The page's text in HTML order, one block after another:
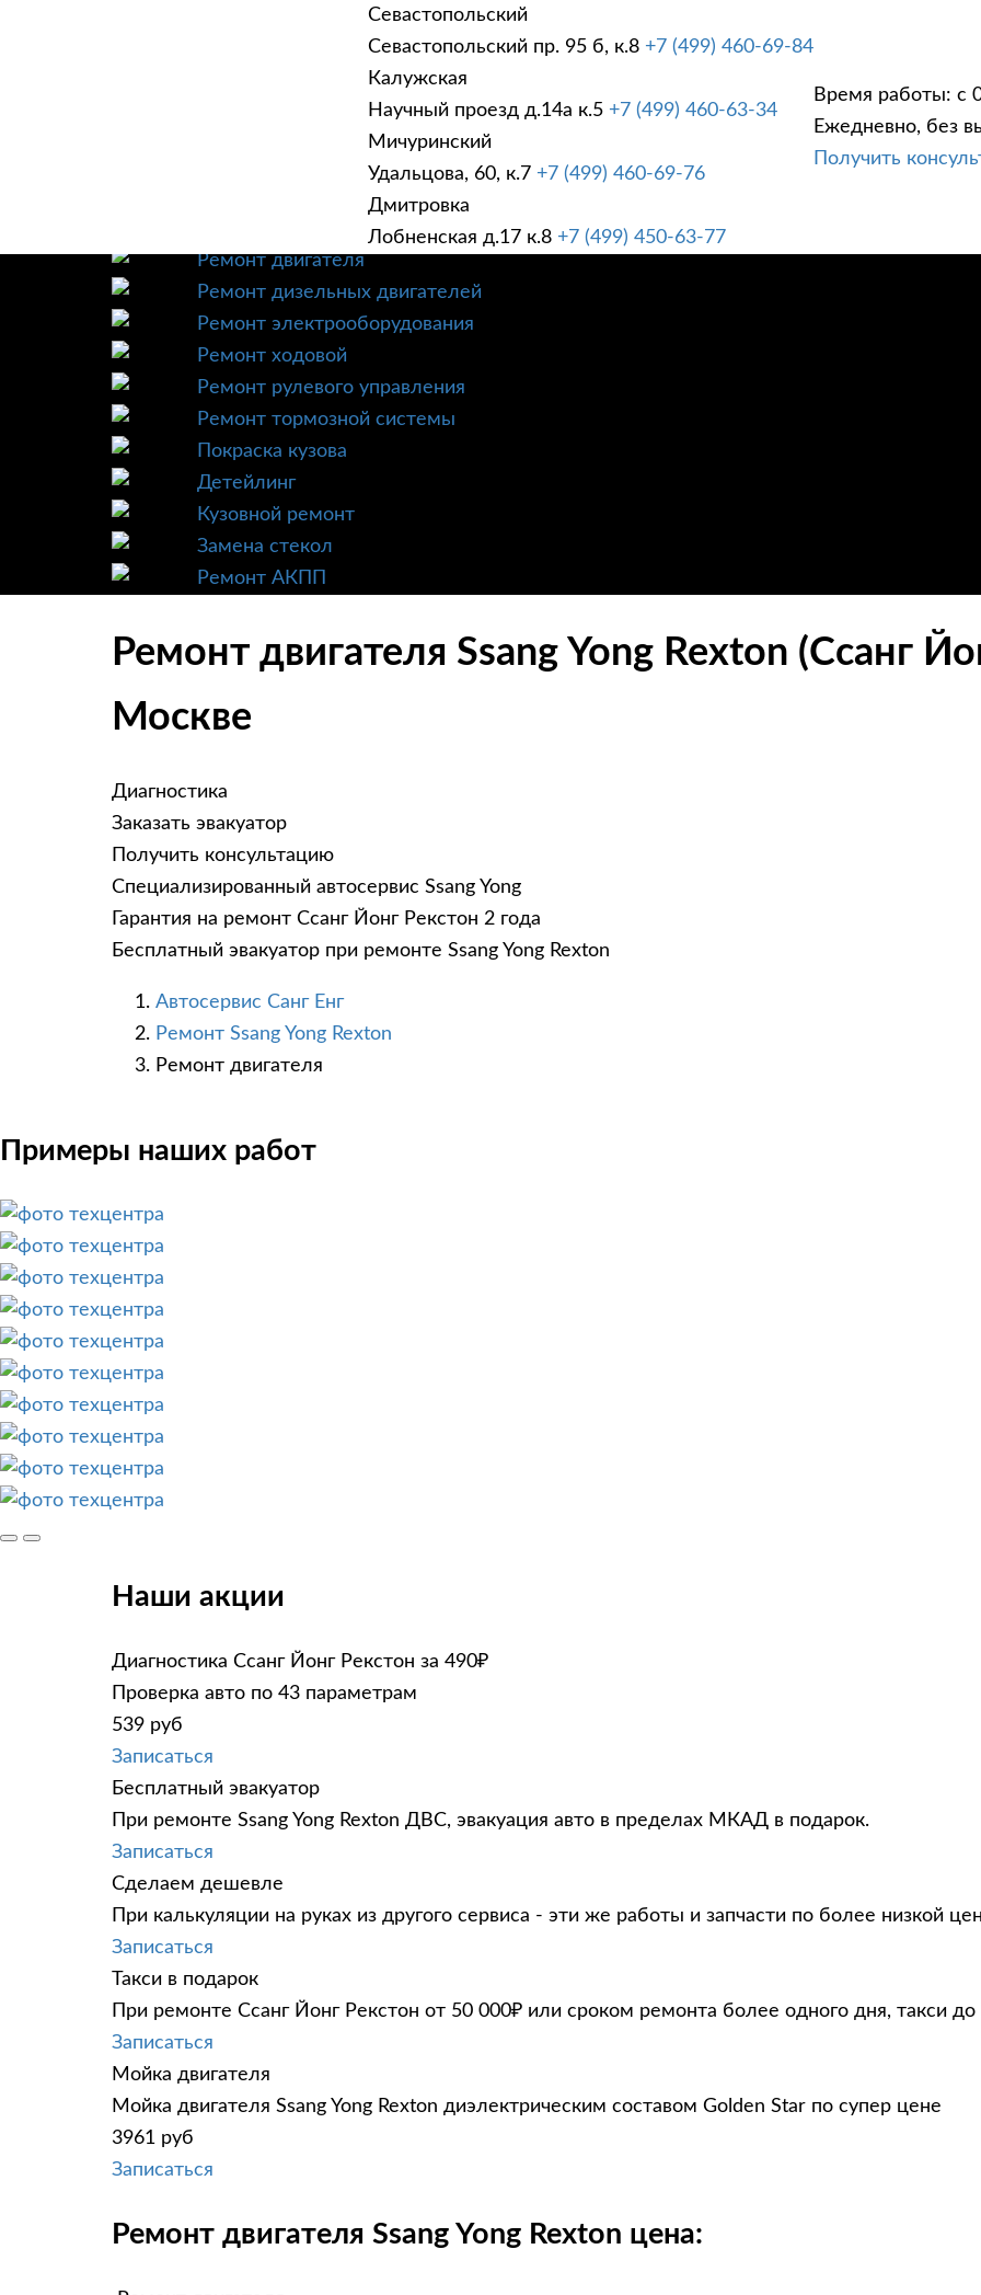
Севастопольский
Севастопольский пр. 95 б, к.8 +7 (499) 460-69-84
Калужская
Научный проезд д.14а к.5 +7 (499) 460-63-34
Мичуринский
Удальцова, 60, к.7 +7 (499) 460-69-76
Дмитровка
Лобненская д.17 к.8 +7 (499) 450-63-77
Время работы: с
Ежедневно, без
Получить
УСЛУГИ
Техническое обслуживание
Ремонт трансмиссии
Ремонт двигателя
Ремонт дизельных двигателей
Ремонт электрооборудования
Ремонт ходовой
Ремонт рулевого управления
Ремонт тормозной системы
Покраска кузова
Детейлинг
Кузовной ремонт
Замена стекол
Ремонт АКПП
Ремонт двигателя Ssang Yong Rexton (Ссанг
Москве
Диагностика
Заказать эвакуатор
Получить консультацию
Специализированный автосервис Ssang Yong
Гарантия на ремонт Ссанг Йонг Рекстон 2 года
Бесплатный эвакуатор при ремонте Ssang Yong Rexton
Автосервис Санг Енг
Ремонт Ssang Yong Rexton
Ремонт двигателя
Примеры наших работ
Наши акции
Диагностика Ссанг Йонг Рекстон за 490₽
Проверка авто по 43 параметрам
539 руб
Записаться
Бесплатный эвакуатор
При ремонте Ssang Yong Rexton ДВС, эвакуация авто в пределах МКАД в подарок.
Записаться
Сделаем дешевле
При калькуляции на руках из другого сервиса - эти же работы и запчасти по более низкой
Записаться
Такси в подарок
При ремонте Ссанг Йонг Рекстон от 50 000₽ или сроком ремонта более одного дня, такси
Записаться
Мойка двигателя
Мойка двигателя Ssang Yong Rexton диэлектрическим составом Golden Star по супер цене
3961 руб
Записаться
Ремонт двигателя Ssang Yong Rexton цена: